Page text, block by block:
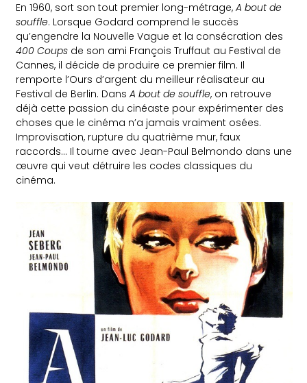
En 1960, sort son tout premier long-métrage,A bout de
souffle. Lorsque Godard comprend le succès
qu’engendre la Nouvelle Vague et la consécration des
400 Coups de son ami François Truffaut au Festival de
Cannes, il décide de produire ce premier film. Il
remporte l’Ours d’argent du meilleur réalisateur au
Festival de Berlin. DansA bout de souffle, on retrouve
déjà cette passion du cinéaste pour expérimenter des
choses que le cinéma n’a jamais vraiment osées.
Improvisation, rupture du quatrième mur, faux
raccords… Il tourne avec Jean-Paul Belmondo dans une
œuvre qui veut détruire les codes classiques du
cinéma.